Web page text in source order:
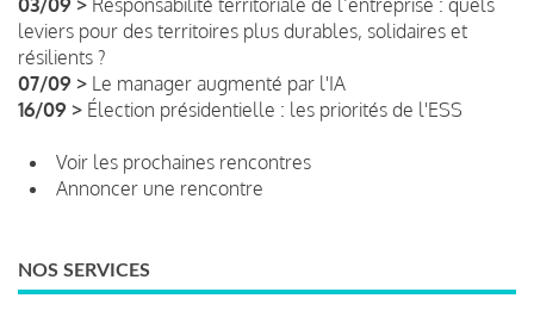
leviers pour des territoires plus durables, solidaires et
résilients ?
07/09 > Le manager augmenté par l'IA
16/09 > Élection présidentielle : les priorités de l'ESS
Voir les prochaines rencontres
Annoncer une rencontre
NOS SERVICES